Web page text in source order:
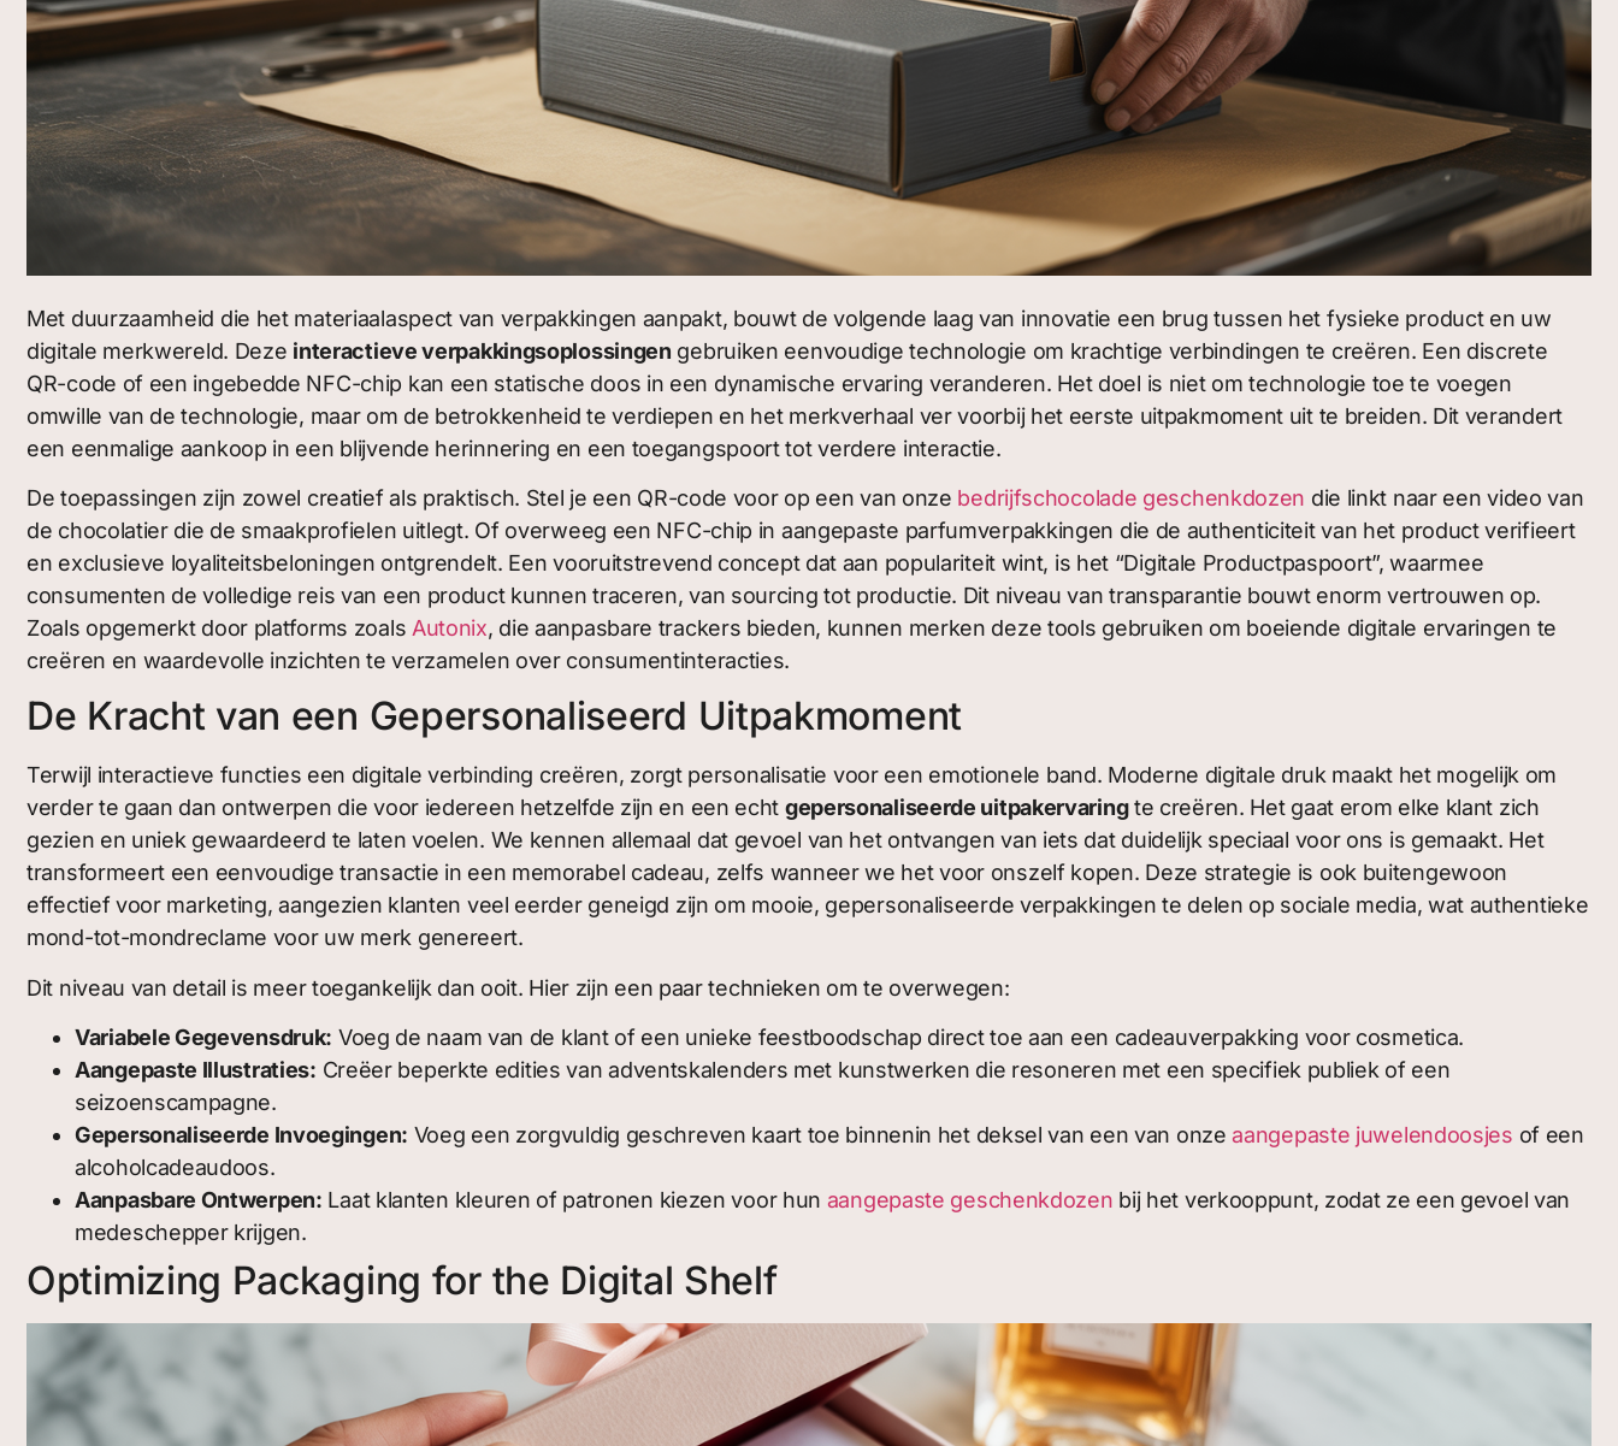
Met duurzaamheid die het materiaalaspect van verpakkingen aanpakt, bouwt de volgende laag van innovatie een brug tussen het fysieke product en uw
digitale merkwereld. Deze interactieve verpakkingsoplossingen gebruiken eenvoudige technologie om krachtige verbindingen te creëren. Een discrete
QR-code of een ingebedde NFC-chip kan een statische doos in een dynamische ervaring veranderen. Het doel is niet om technologie toe te voegen
omwille van de technologie, maar om de betrokkenheid te verdiepen en het merkverhaal ver voorbij het eerste uitpakmoment uit te breiden. Dit verandert
een eenmalige aankoop in een blijvende herinnering en een toegangspoort tot verdere interactie.
De toepassingen zijn zowel creatief als praktisch. Stel je een QR-code voor op een van onze bedrijfschocolade geschenkdozen die linkt naar een video van
de chocolatier die de smaakprofielen uitlegt. Of overweeg een NFC-chip in aangepaste parfumverpakkingen die de authenticiteit van het product verifieert
en exclusieve loyaliteitsbeloningen ontgrendelt. Een vooruitstrevend concept dat aan populariteit wint, is het “Digitale Productpaspoort”, waarmee
consumenten de volledige reis van een product kunnen traceren, van sourcing tot productie. Dit niveau van transparantie bouwt enorm vertrouwen op.
Zoals opgemerkt door platforms zoals Autonix, die aanpasbare trackers bieden, kunnen merken deze tools gebruiken om boeiende digitale ervaringen te
creëren en waardevolle inzichten te verzamelen over consumentinteracties.
De Kracht van een Gepersonaliseerd Uitpakmoment
Terwijl interactieve functies een digitale verbinding creëren, zorgt personalisatie voor een emotionele band. Moderne digitale druk maakt het mogelijk om
verder te gaan dan ontwerpen die voor iedereen hetzelfde zijn en een echt gepersonaliseerde uitpakervaringte creëren. Het gaat erom elke klant zich
gezien en uniek gewaardeerd te laten voelen. We kennen allemaal dat gevoel van het ontvangen van iets dat duidelijk speciaal voor ons is gemaakt. Het
transformeert een eenvoudige transactie in een memorabel cadeau, zelfs wanneer we het voor onszelf kopen. Deze strategie is ook buitengewoon
effectief voor marketing, aangezien klanten veel eerder geneigd zijn om mooie, gepersonaliseerde verpakkingen te delen op sociale media, wat authentieke
mond-tot-mondreclame voor uw merk genereert.
Dit niveau van detail is meer toegankelijk dan ooit. Hier zijn een paar technieken om te overwegen:
Variabele Gegevensdruk: Voeg de naam van de klant of een unieke feestboodschap direct toe aan een cadeauverpakking voor cosmetica.
Aangepaste Illustraties: Creëer beperkte edities van adventskalenders met kunstwerken die resoneren met een specifiek publiek of een
seizoenscampagne.
Gepersonaliseerde Invoegingen: Voeg een zorgvuldig geschreven kaart toe binnenin het deksel van een van onzeaangepaste juwelendoosjes of een
alcoholcadeaudoos.
Aanpasbare Ontwerpen: Laat klanten kleuren of patronen kiezen voor hun aangepaste geschenkdozen bij het verkooppunt, zodat ze een gevoel van
medeschepper krijgen.
Optimizing Packaging for the Digital Shelf